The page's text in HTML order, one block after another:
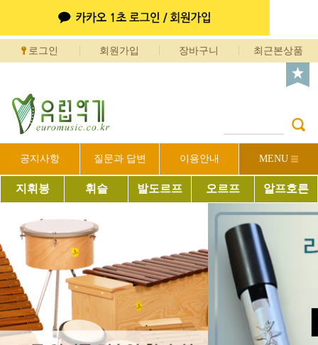
로그인 회원가입 장바구니 최근본상품
공지사항 질문과 답변 이용안내 MENU
지휘봉 휘슬 발도르프 오르프 알프호른